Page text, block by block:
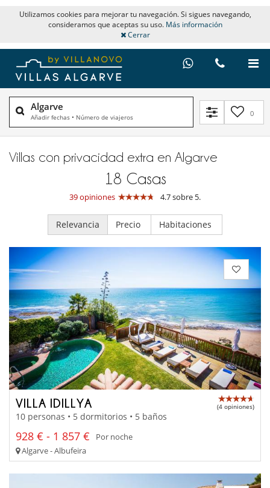
Utilizamos cookies para mejorar tu navegación. Si sigues navegando,
consideramos que aceptas su uso. Más información
Cerrar
Algarve
Añadir fechas • Número de viajeros 0
Villas con privacidad extra en Algarve
18 Casas
39 opiniones 4.7 sobre 5.
Relevancia Precio Habitaciones
VILLA IDILLYA (4 opiniones)
10 personas • 5 dormitorios • 5 baños
928 € - 1 857 €
Por noche
Algarve - Albufeira